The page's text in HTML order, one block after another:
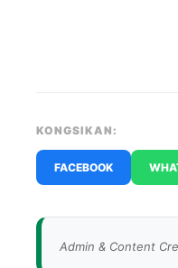
KONGSIKAN:
FACEBOOK
Admin & Content